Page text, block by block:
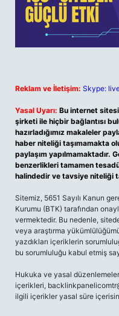
Reklam ve İletişim: Skype:
Yasal Uyarı: Bu internet
şirketi ile hiçbir bağlantısı
hazırladığımız makaleler
haber niteliği taşımamakta
paylaşım yapılmamaktadır.
benzerlikleri tamamen
halindedir ve tavsiye niteliği
Sitemiz, 5651 Sayılı Kanun
Kurumu (BTK) tarafından
vermektedir. Bu nedenle,
veya araştırma
yazdıkları içeriklerin
bu sorumluluğu kabul etmiş
Hukuka ve yasal
içerikleri,
ilgili içerikler yasal süre